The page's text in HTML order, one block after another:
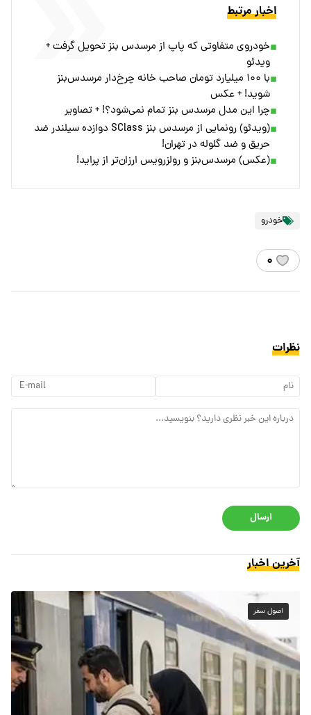
اخبار مرتبط
خودروی متفاوتی که پاپ از مرسدس بنز تحویل گرفت +
ویدئو
با ۱۰۰ میلیارد تومان صاحب خانه چرخ‌دار مرسدس‌بنز
شوید! + عکس
چرا این مدل مرسدس بنز تمام نمی‌شود؟! + تصاویر
(ویدئو) رونمایی از مرسدس بنز SClass دوازده سیلندر ضد
حریق و ضد گلوله در تهران!
(عکس) مرسدس‌بنز و رولزرویس ارزان‌تر از پراید!
خودرو
۰
نظرات
ارسال
آخرین اخبار
اصول سفر